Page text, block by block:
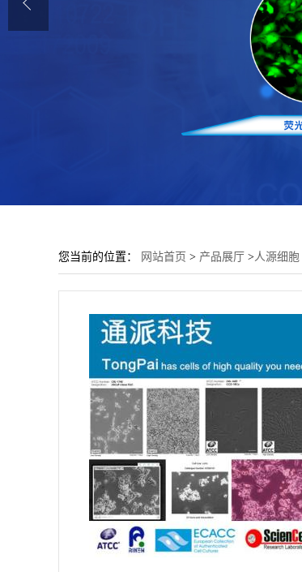
您当前的位置： 网站首页 > 产品展厅 >人源细胞